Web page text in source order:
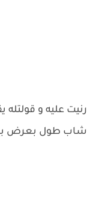
رنيت عليه و
شاب طول بعرض